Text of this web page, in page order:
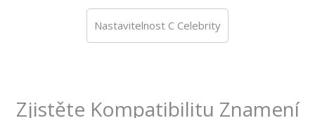
Nastavitelnost C Celebrity
Zjistěte Kompatibilitu Znamení